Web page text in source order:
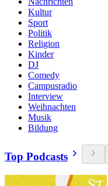
Kultur
Sport
Politik
Religion
Kinder
DJ
Comedy
Campusradio
Interview
Weihnachten
Musik
Bildung
Top Podcasts